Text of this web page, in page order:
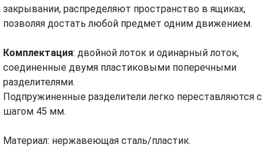
закрывании, распределяют пространство в ящиках,
позволяя достать любой предмет одним движением.
Комплектация: двойной лоток и одинарный лоток,
соединенные двумя пластиковыми поперечными
разделителями.
Подпружиненные разделители легко переставляются с
шагом 45 мм.
Материал: нержавеющая сталь/пластик.